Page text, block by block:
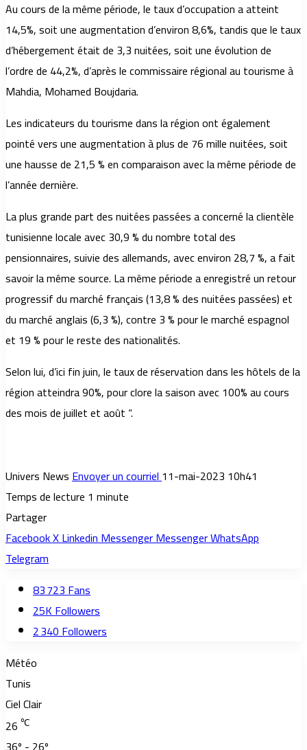
Au cours de la même période, le taux d’occupation a atteint
14,5%, soit une augmentation d’environ 8,6%, tandis que le taux
d’hébergement était de 3,3 nuitées, soit une évolution de
l’ordre de 44,2%, d’après le commissaire régional au tourisme à
Mahdia, Mohamed Boujdaria.
Les indicateurs du tourisme dans la région ont également
pointé vers une augmentation à plus de 76 mille nuitées, soit
une hausse de 21,5 % en comparaison avec la même période de
l’année dernière.
La plus grande part des nuitées passées a concerné la clientèle
tunisienne locale avec 30,9 % du nombre total des
pensionnaires, suivie des allemands, avec environ 28,7 %, a fait
savoir la même source. La même période a enregistré un retour
progressif du marché français (13,8 % des nuitées passées) et
du marché anglais (6,3 %), contre 3 % pour le marché espagnol
et 19 % pour le reste des nationalités.
Selon lui, d’ici fin juin, le taux de réservation dans les hôtels de la
région atteindra 90%, pour clore la saison avec 100% au cours
des mois de juillet et août “.
Univers NewsEnvoyer un courriel11-mai-2023 10h41
Temps de lecture 1 minute
Partager
FacebookXLinkedinMessengerMessengerWhatsApp
Telegram
83 723Fans
25KFollowers
2 340Followers
Météo
Tunis
Ciel Clair
26 ℃